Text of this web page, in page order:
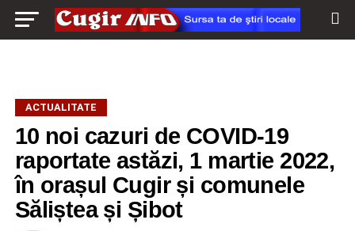
ACTUALITATE
10 noi cazuri de COVID-19
raportate astăzi, 1 martie 2022,
în orașul Cugir și comunele
Săliștea și Șibot